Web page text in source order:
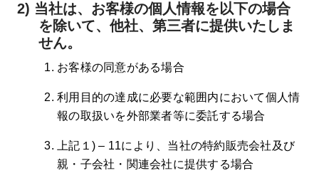
2) 当社は、お客様の個人情報を以下の場合
を除いて、他社、第三者に提供いたしま
せん。
お客様の同意がある場合
利用目的の達成に必要な範囲内において個人情
報の取扱いを外部業者等に委託する場合
上記１) – 11により、当社の特約販売会社及び
親・子会社・関連会社に提供する場合